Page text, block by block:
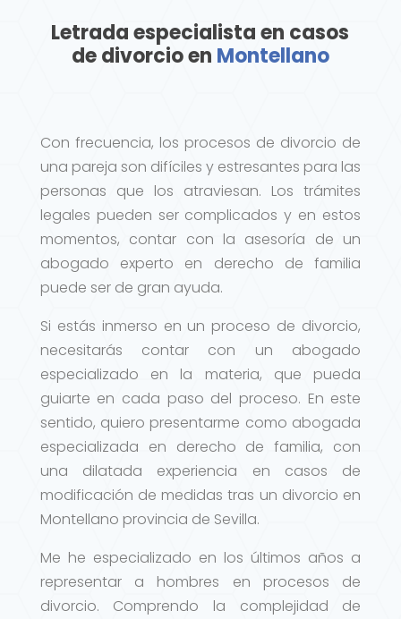
Letrada especialista en casos
de divorcio en Montellano
Con frecuencia, los procesos de divorcio de
una pareja son difíciles y estresantes para las
personas que los atraviesan. Los trámites
legales pueden ser complicados y en estos
momentos, contar con la asesoría de un
abogado experto en derecho de familia
puede ser de gran ayuda.
Si estás inmerso en un proceso de divorcio,
necesitarás contar con un abogado
especializado en la materia, que pueda
guiarte en cada paso del proceso. En este
sentido, quiero presentarme como abogada
especializada en derecho de familia, con
una dilatada experiencia en casos de
modificación de medidas tras un divorcio en
Montellano provincia de Sevilla.
Me he especializado en los últimos años a
representar a hombres en procesos de
divorcio. Comprendo la complejidad de